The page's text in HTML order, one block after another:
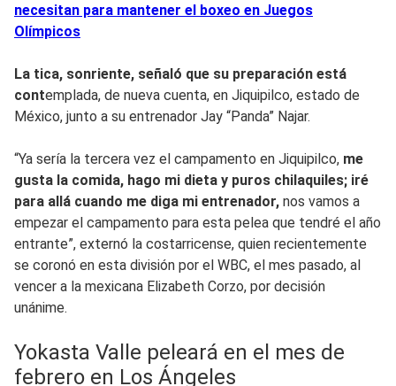
necesitan para mantener el boxeo en Juegos
Olímpicos
La tica, sonriente, señaló que su preparación está
contemplada, de nueva cuenta, en Jiquipilco, estado de
México, junto a su entrenador Jay “Panda” Najar.
“Ya sería la tercera vez el campamento en Jiquipilco, me
gusta la comida, hago mi dieta y puros chilaquiles; iré
para allá cuando me diga mi entrenador, nos vamos a
empezar el campamento para esta pelea que tendré el año
entrante”, externó la costarricense, quien recientemente
se coronó en esta división por el WBC, el mes pasado, al
vencer a la mexicana Elizabeth Corzo, por decisión
unánime.
Yokasta Valle peleará en el mes de
febrero en Los Ángeles